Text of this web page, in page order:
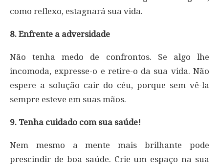
como reflexo, estagnará sua vida.
8. Enfrente a adversidade
Não tenha medo de confrontos. Se algo lhe
incomoda, expresse-o e retire-o da sua vida. Não
espere a solução cair do céu, porque sem vê-la
sempre esteve em suas mãos.
9. Tenha cuidado com sua saúde!
Nem mesmo a mente mais brilhante pode
prescindir de boa saúde. Crie um espaço na sua